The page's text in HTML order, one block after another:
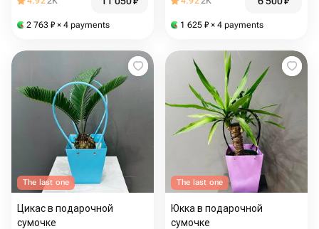
Цветы Магнитогорск/
2 763 ₽ × 4 payments
Магнитогорск/Доставка
1 625 ₽ × 4 payments
The last one
Цикас в подарочной
сумочке
The last one
Юкка в подарочной
сумочке